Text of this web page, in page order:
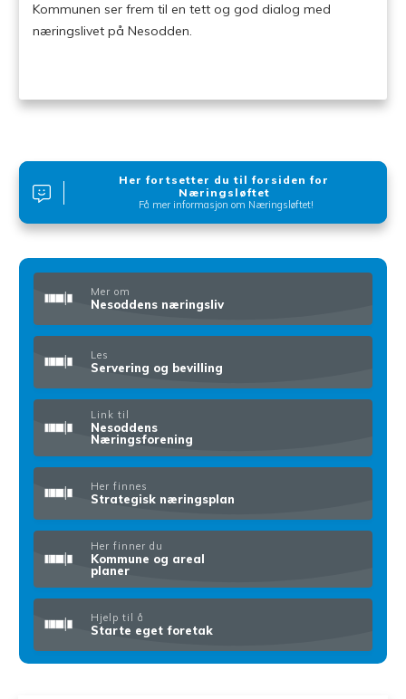
Kommunen ser frem til en tett og god dialog med
næringslivet på Nesodden.
Her fortsetter du til forsiden for
Næringsløftet
Få mer informasjon om Næringsløftet!
Mer om
Nesoddens næringsliv
Les
Servering og bevilling
Link til
Nesoddens
Næringsforening
Her finnes
Strategisk næringsplan
Her finner du
Kommune og areal
planer
Hjelp til å
Starte eget foretak